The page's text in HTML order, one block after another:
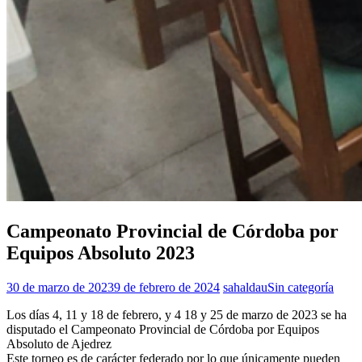
Campeonato Provincial de Córdoba por
Equipos Absoluto 2023
30 de marzo de 20239 de febrero de 2024 sahaldauSin categoría
Los días 4, 11 y 18 de febrero, y 4 18 y 25 de marzo de 2023 se ha
disputado el Campeonato Provincial de Córdoba por Equipos
Absoluto de Ajedrez
Este torneo es de carácter federado por lo que únicamente pueden